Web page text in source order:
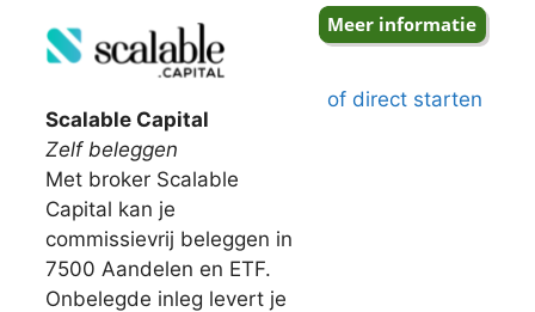
Scalable Capital
Zelf beleggen
Met broker Scalable
Capital kan je
commissievrij beleggen in
7500 Aandelen en ETF.
Onbelegde inleg levert je
of direct starten